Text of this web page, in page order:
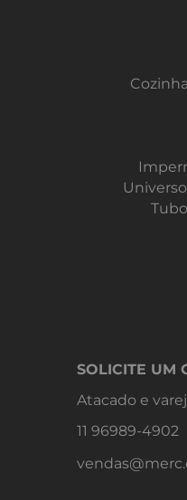
SOLICITE UM
Atacado e
11 96989-4902